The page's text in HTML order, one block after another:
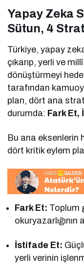
Yapay Zeka
Sütun, 4
Türkiye, yapay
çıkarıp, yerli ve
dönüştürmeyi
tarafından
plan, dört ana
durumda: Fark Et,
Bu ana eksenlerin
dört kritik eylem
Fark Et: Toplum
okuryazarlığının
İstifade Et:
yerli verinin